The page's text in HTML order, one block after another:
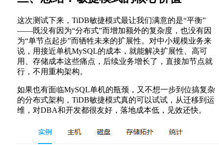
这次测试下来，TiDB敏捷模式最让我们满意的是“平衡”
——既没有因为“分布式”而增加额外的复杂度，也没有因
为“单节点起步”而牺牲未来的扩展性。对中小规模业务来
说，用接近单机MySQL的成本，就能解决扩展性、高可
用、存储成本这些痛点，后续业务增长了，直接加节点就
行，不用重构架构。
如果也有面临MySQL单机的瓶颈，又不想一步到位搞复杂
的分布式架构，TiDB敏捷模式真的可以试试，从迁移到运
维，对DBA和开发都很友好，落地成本低，见效还快。